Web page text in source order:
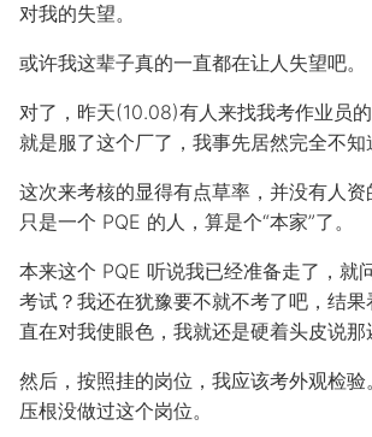
对我的失望。
或许我这辈子真的一直都在让人失望吧。
对了，昨天(10.08)有人来找我考作业员
就是服了这个厂了，我事先居然完全不
这次来考核的显得有点草率，并没有人
只是一个 PQE 的人，算是个“本家”了。
本来这个 PQE 听说我已经准备走了，就
考试？我还在犹豫要不就不考了吧，结
直在对我使眼色，我就还是硬着头皮说那
然后，按照挂的岗位，我应该考外观检
压根没做过这个岗位。